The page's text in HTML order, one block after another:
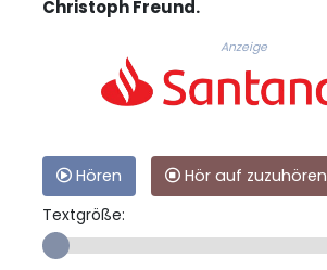
Christoph Freund.
Anzeige
Hören
Hör auf zuzuhören
Textgröße: